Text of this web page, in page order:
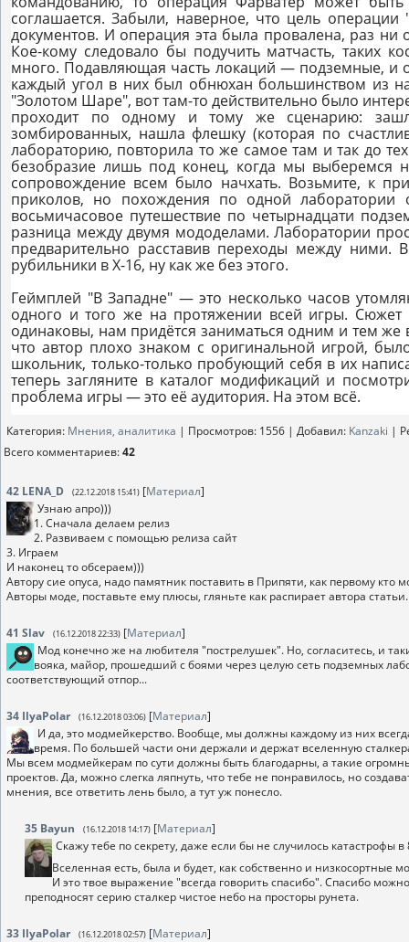
соглашается. Забыли, наверное, что цель
документов. И операция эта была провалена, раз ни
Кое-кому следовало бы подучить матчасть, таких
много. Подавляющая часть локаций — подземные,
каждый угол в них был обнюхан большинством из
"Золотом Шаре", вот там-то действительно было
проходит по одному и тому же сценарию:
зомбированных, нашла флешку (которая по
лабораторию, повторила то же самое там и так до
безобразие лишь под конец, когда мы выберемся
сопровождение всем было начхать. Возьмите, к
приколов, но похождения по одной лаборатории
восьмичасовое путешествие по четырнадцати
разница между двумя мододелами. Лаборатории
предварительно расставив переходы между
рубильники в Х-16, ну как же без этого.
Геймплей "В Западне" — это несколько часов
одного и того же на протяжении всей игры.
одинаковы, нам придётся заниматься одним и тем же
что автор плохо знаком с оригинальной игрой,
школьник, только-только пробующий себя в их
теперь загляните в каталог модификаций и
проблема игры — это её аудитория. На этом всё.
Категория: Мнения, аналитика | Просмотров: 1556 | Добавил: Kanzaki |
Всего комментариев:42
42 LENA_D (22.12.2018 15:41) [Материал]
Узнаю апро)))
1. Сначала делаем релиз
2. Развиваем с помощью релиза сайт
3. Играем
И наконец то обсераем)))
Автору сие опуса, надо памятник поставить в Припяти, как первому
Авторы моде, поставьте ему плюсы, гляньте как распирает автора
41 Slav (16.12.2018 22:33) [Материал]
Мод конечно же на любителя "пострелушек". Но, согласитесь, и
вояка, майор, прошедший с боями через целую сеть подземных
соответствующий отпор...
34 IlyaPolar (16.12.2018 03:06) [Материал]
И да, это модмейкерство. Вообще, мы должны каждому из них
время. По большей части они держали и держат вселенную
Мы всем модмейкерам по сути должны быть благодарны, а такие
проектов. Да, можно слегка ляпнуть, что тебе не понравилось, но
мнения, все ответить лень было, а тут уж понесло.
35 Bayun (16.12.2018 14:17) [Материал]
Скажу тебе по секрету, даже если бы не случилось
Вселенная есть, была и будет, как собственно и низкосортные
И это твое выражение "всегда говорить спасибо". Спасибо
преподносят серию сталкер чистое небо на просторы рунета.
33 IlyaPolar (16.12.2018 02:57) [Материал]